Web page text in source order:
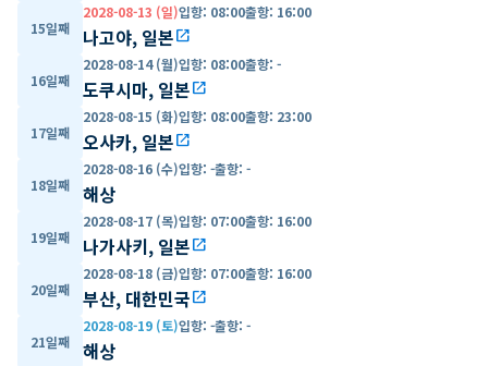
15일째
2028-08-13 (일)입항: 08:00출항: 16:00
나고야, 일본open_in_new
16일째
2028-08-14 (월)입항: 08:00출항: -
도쿠시마, 일본open_in_new
17일째
2028-08-15 (화)입항: 08:00출항: 23:00
오사카, 일본open_in_new
18일째
2028-08-16 (수)입항: -출항: -
해상
19일째
2028-08-17 (목)입항: 07:00출항: 16:00
나가사키, 일본open_in_new
20일째
2028-08-18 (금)입항: 07:00출항: 16:00
부산, 대한민국open_in_new
21일째
2028-08-19 (토)입항: -출항: -
해상